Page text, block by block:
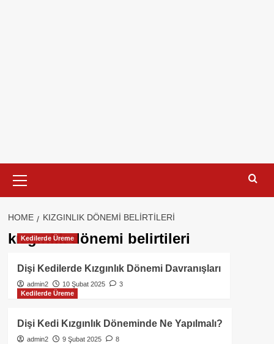
Menu
HOME KIZGINLIK DÖNEMI BELIRTILERI
kızgınlık dönemi belirtileri
Kedilerde Üreme
Dişi Kedilerde Kızgınlık Dönemi Davranışları
admin2 10 Şubat 2025
3
Kedilerde Üreme
Dişi Kedi Kızgınlık Döneminde Ne Yapılmalı?
admin2 9 Şubat 2025 8